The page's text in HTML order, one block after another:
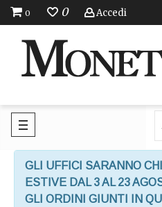
0 0 Accedi
GLI UFFICI SARANNO
ESTIVE DAL 3 AL 23
GLI ORDINI GIUNTI IN